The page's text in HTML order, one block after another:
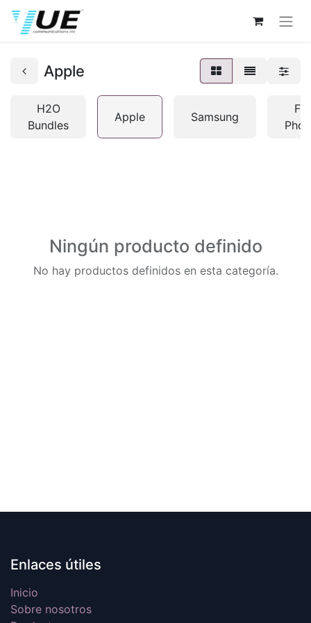
Apple
H2O
Bundles
Apple Samsung
Ningún producto definido
No hay productos definidos en esta categoría.
Enlaces útiles
Inicio
Sobre nosotros